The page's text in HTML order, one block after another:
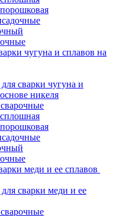
чугуна и сплавов на
сварки чугуна и
никеля
меди и ее сплавов
сварки меди и ее